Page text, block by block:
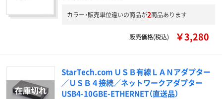
カラー・販売単位違いの商品が2商品あります
販売価格(税込) ￥3,280
StarTech.com ＵＳＢ有線ＬＡＮアダプター
／ＵＳＢ４接続／ネットワークアダプター
USB4-10GBE-ETHERNET（直送品）